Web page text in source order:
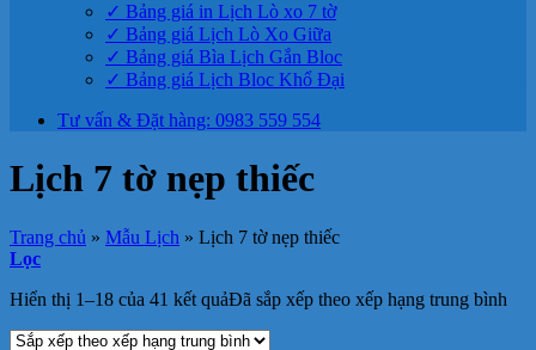
✓ Bảng giá in Lịch Lò xo 7 tờ
✓ Bảng giá Lịch Lò Xo Giữa
✓ Bảng giá Bìa Lịch Gắn Bloc
✓ Bảng giá Lịch Bloc Khổ Đại
Tư vấn & Đặt hàng: 0983 559 554
Lịch 7 tờ nẹp thiếc
Trang chủ » Mẫu Lịch » Lịch 7 tờ nẹp thiếc
Lọc
Hiển thị 1–18 của 41 kết quảĐã sắp xếp theo xếp hạng trung bình